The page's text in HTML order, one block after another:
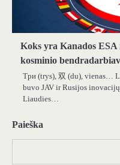
Koks yra Kanados
kosminio
Три (trys), 双 (du), vienas…
buvo JAV ir Rusijos
Liaudies…
Paieška